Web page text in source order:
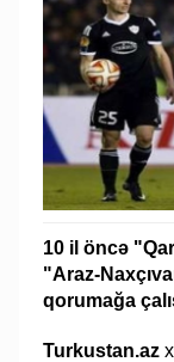
10 il öncə
"Araz-
qorumağa
Turkustan.az